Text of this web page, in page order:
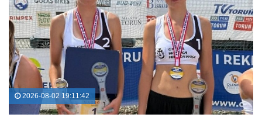
2026-08-02 19:11:42